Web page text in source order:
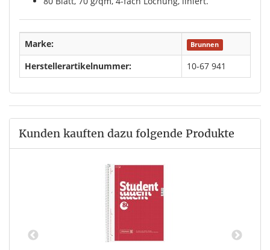
Marke: Brunnen
Herstellerartikelnummer: 10-67 941
Kunden kauften dazu folgende Produkte